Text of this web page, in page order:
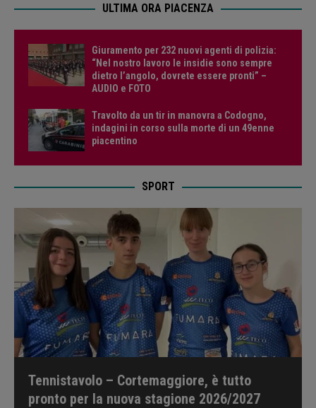
ULTIMA ORA PIACENZA
Giuramento per 232 nuovi agenti di polizia:
“Nel nostro lavoro le insidie sono sempre
dietro l’angolo, dovrete essere pronti” –
AUDIO e FOTO
Travolto da un tir in manovra a Codogno,
indagini in corso sulla morte di un 49enne
piacentino
SPORT
Tennistavolo – Cortemaggiore, è tutto
pronto per la nuova stagione 2026/2027